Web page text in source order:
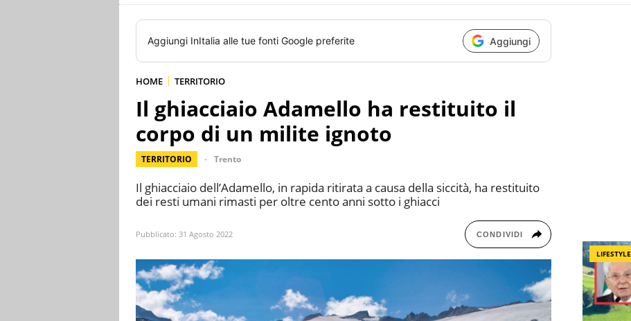
Aggiungi InItalia alle tue fonti Google preferite Aggiungi
HOME TERRITORIO
Il ghiacciaio Adamello ha restituito il
corpo di un milite ignoto
TERRITORIO Trento
Il ghiacciaio dell’Adamello, in rapida ritirata a causa della siccità, ha restituito
dei resti umani rimasti per oltre cento anni sotto i ghiacci
Pubblicato: 31 Agosto 2022 CONDIVIDI
LIFESTYLE